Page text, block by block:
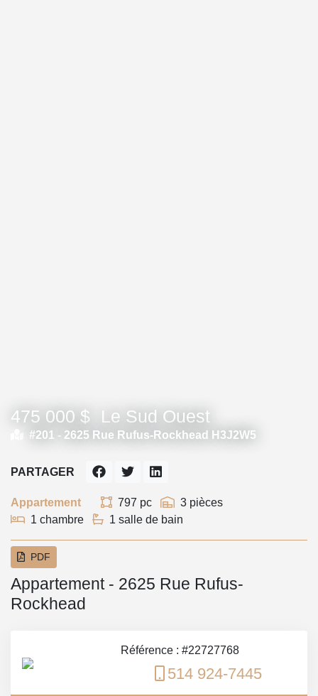
475 000 $ Le Sud Ouest
#201 - 2625 Rue Rufus-Rockhead H3J2W5
Appartement 797 pc
3 pièces
1 chambre
1 salle de bain
PARTAGER
PDF
Appartement - 2625 Rue Rufus-
Rockhead
Référence : #22727768
514 924-7445